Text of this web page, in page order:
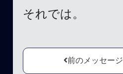
それでは。
前のメッセージ